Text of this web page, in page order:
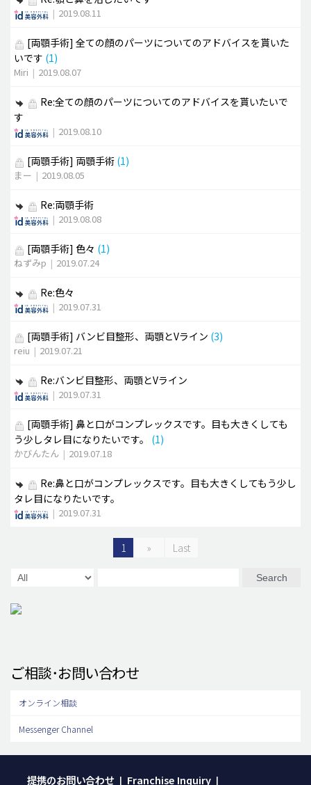
| 2019.08.11
[両顎手術] 全ての顔のパーツについてのアドバイスを貰いた
いです (1)
Miri | 2019.08.07
Re:全ての顔のパーツについてのアドバイスを貰いたいで
す
| 2019.08.10
[両顎手術] 両顎手術 (1)
まー | 2019.08.05
Re:両顎手術
| 2019.08.08
[両顎手術] 色々 (1)
ねずみp | 2019.07.24
Re:色々
| 2019.07.31
[両顎手術] バンビ目整形、両顎とVライン (3)
reiu | 2019.07.21
Re:バンビ目整形、両顎とVライン
| 2019.07.31
[両顎手術] 鼻と口がコンプレックスです。目も大きくしても
う少しタレ目になりたいです。 (1)
かびんたん | 2019.07.18
Re:鼻と口がコンプレックスです。目も大きくしてもう少し
タレ目になりたいです。
| 2019.07.31
1 » Last
Search
ご相談･お問い合わせ
オンライン相談
Messenger Channel
提携のお問い合わせ | Franchise Inquiry |